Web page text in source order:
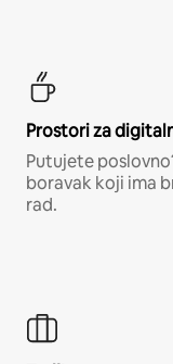
Prostori za
Putujete
boravak koji ima
rad.